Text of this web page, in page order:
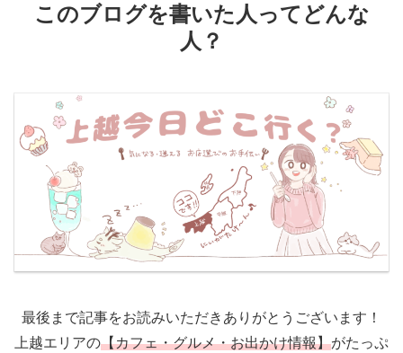
このブログを書いた人ってどんな
人？
最後まで記事をお読みいただきありがとうございます！
上越エリアの【カフェ・グルメ・お出かけ情報】がたっぷ